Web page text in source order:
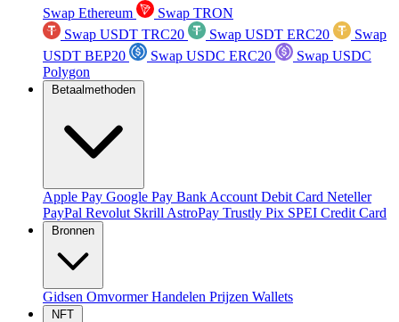
Swap Ethereum
Swap TRON
Swap USDT TRC20
Swap USDT ERC20
Swap
USDT BEP20
Swap USDC ERC20
Swap USDC
Polygon
Betaalmethoden
Apple Pay Google Pay Bank Account Debit Card Neteller
PayPal Revolut Skrill AstroPay Trustly Pix SPEI Credit Card
Bronnen
Gidsen OmvormerHandelen Prijzen Wallets
NFT